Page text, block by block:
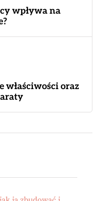
wpływa na
oraz